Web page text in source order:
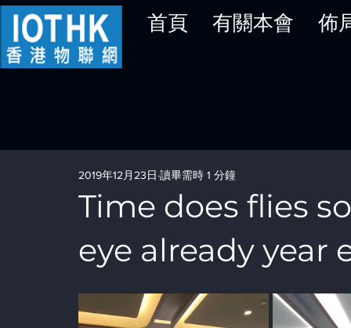
首頁 有關本會 佈
Time does flies
eye already year
2019年12月23日 讀畢需時 1 分鐘